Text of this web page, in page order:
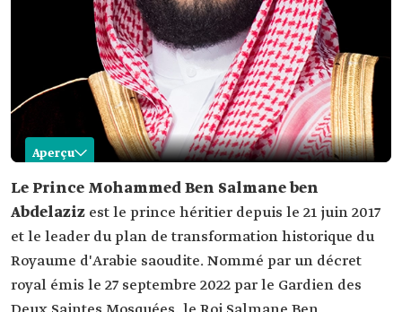
Aperçu
Mohammed Ben Salmane Ben Abdelaziz
Nom
Mohammed ben Salmane ben Abdelaziz Al
Saoud.
Date de
naissance
1985.
Postes actuels
Prince héritier (depuis 2017).
Le Prince Mohammed Ben Salmane ben
Abdelaziz est le prince héritier depuis le 21 juin 2017
et le leader du plan de transformation historique du
Royaume d'Arabie saoudite. Nommé par un décret
royal émis le 27 septembre 2022 par le Gardien des